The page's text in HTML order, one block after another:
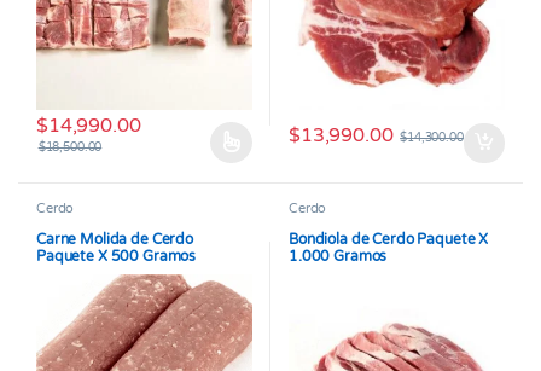
$14,990.00
$18,500.00
Este producto tiene múltiples variantes. Las opciones se
$13,990.00 $14,300.00
Cerdo
Carne Molida de Cerdo
Paquete X 500 Gramos
Cerdo
Bondiola de Cerdo Paquete X
1.000 Gramos